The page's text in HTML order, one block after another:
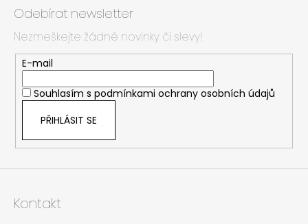
Odebírat newsletter
Nezmeškejte žádné novinky či slevy!
E-mail
Souhlasím s podmínkami ochrany osobních údajů
PŘIHLÁSIT SE
Kontakt